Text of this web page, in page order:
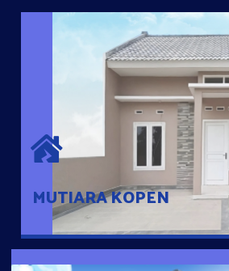
MUTIARA KOPEN
MUTIARA KOPEN
Hunian nyaman dengan suasana pedesaan.
kota, 2 menit dari Ring Road